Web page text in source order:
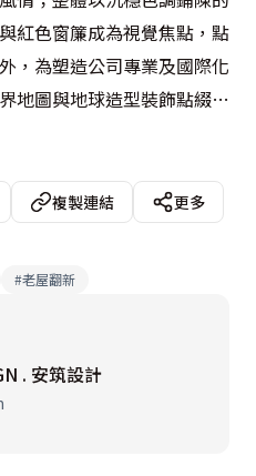
紅色窗簾成為視覺焦點，點
，為塑造公司專業及國際化
地圖與地球造型裝飾點綴於
的企業願景。
何讓公、私領域有明確的界
式的機能需求，著實考驗著
計師Antonio以L型的動線
處，創造出合理流暢的場
木門框包覆的門片做隱藏，
複製連結
更多
#老屋翻新
. 安筑設計